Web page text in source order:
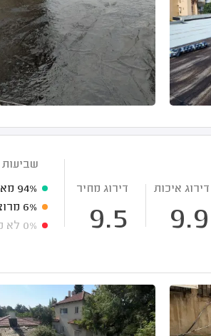
דירוג איכות
9.9
דירוג מחיר
9.5
שביעות
94%
6%
0% לא